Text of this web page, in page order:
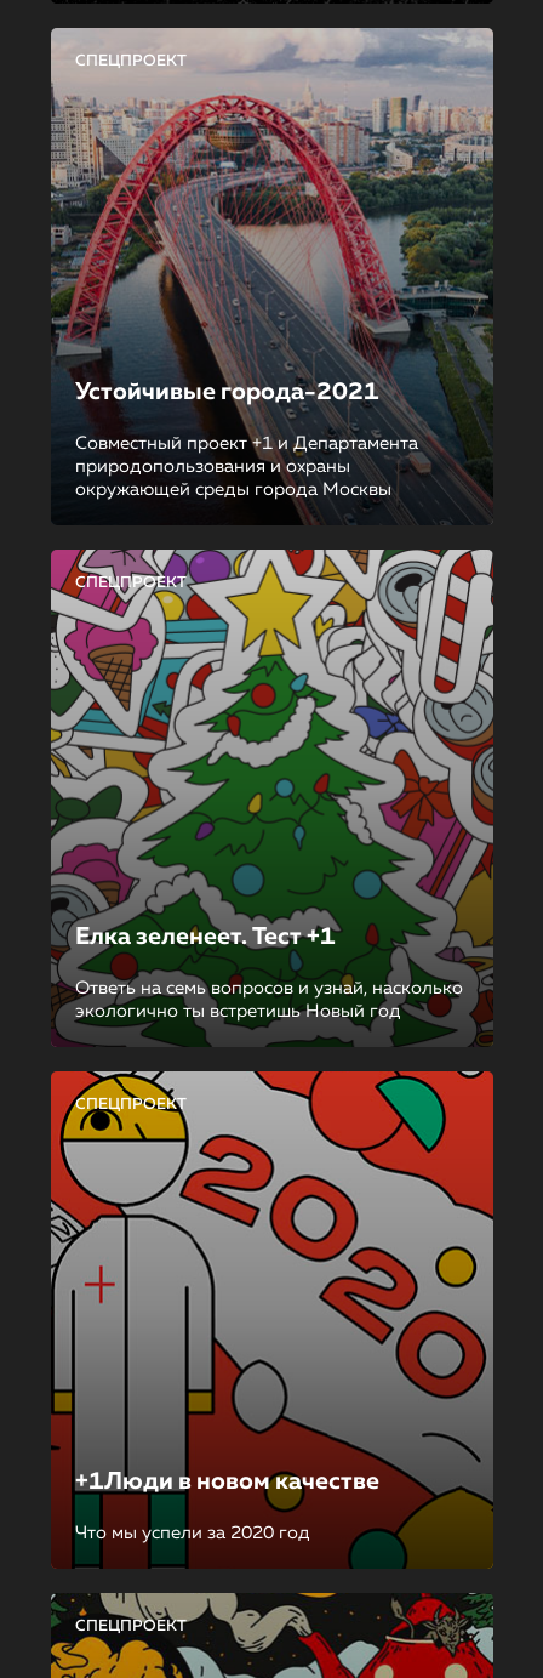
СПЕЦПРОЕКТ
Устойчивые города-2021
Совместный проект +1 и Департамента
природопользования и охраны
окружающей среды города Москвы
СПЕЦПРОЕКТ
Елка зеленеет. Тест +1
Ответь на семь вопросов и узнай, насколько
экологично ты встретишь Новый год
СПЕЦПРОЕКТ
+1Люди в новом качестве
Что мы успели за 2020 год
СПЕЦПРОЕКТ